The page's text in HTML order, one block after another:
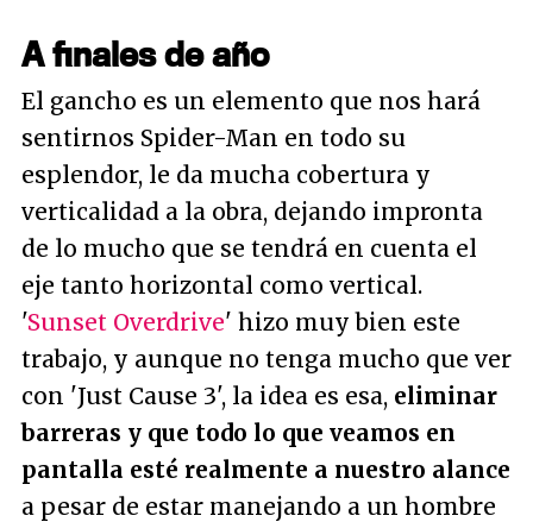
A finales de año
El gancho es un elemento que nos hará
sentirnos Spider-Man en todo su
esplendor, le da mucha cobertura y
verticalidad a la obra, dejando impronta
de lo mucho que se tendrá en cuenta el
eje tanto horizontal como vertical.
'Sunset Overdrive' hizo muy bien este
trabajo, y aunque no tenga mucho que ver
con 'Just Cause 3', la idea es esa, eliminar
barreras y que todo lo que veamos en
pantalla esté realmente a nuestro alance
a pesar de estar manejando a un hombre